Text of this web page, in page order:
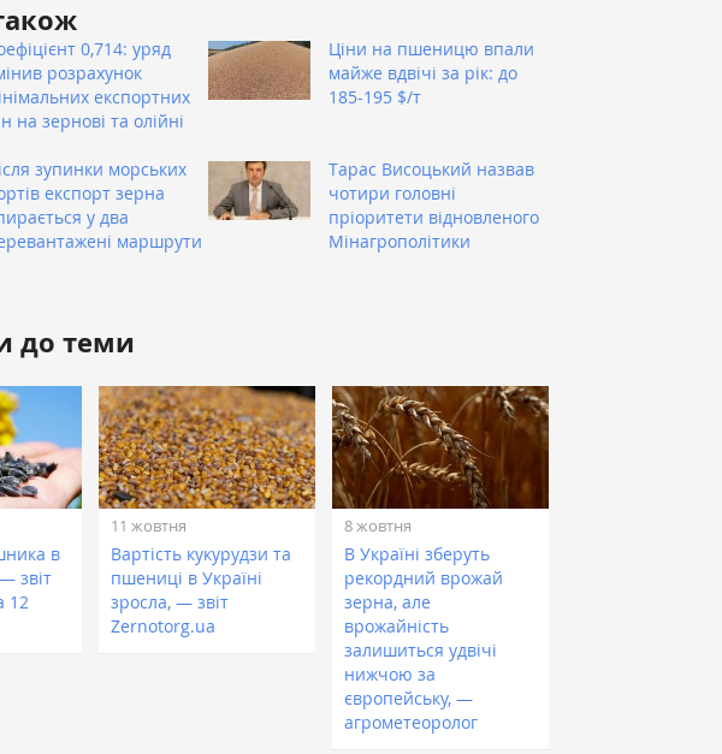
0,714: уряд
розрахунок
експортних
на зернові та олійні
Ціни на пшеницю впали
майже вдвічі за рік: до
185-195 $/т
зупинки морських
експорт зерна
у два
маршрути
Тарас Висоцький назвав
чотири головні
пріоритети відновленого
Мінагрополітики
до теми
в
звіт
12
11 жовтня
Вартість кукурудзи та
пшениці в Україні
зросла, — звіт
Zernotorg.ua
8 жовтня
В Україні зберуть
рекордний врожай
зерна, але
врожайність
залишиться удвічі
нижчою за
європейську, —
агрометеоролог